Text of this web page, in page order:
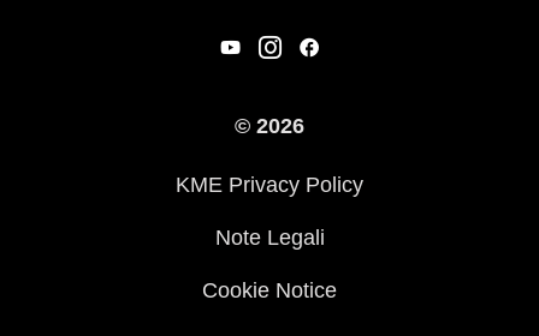
© 2026
KME Privacy Policy
Note Legali
Cookie Notice